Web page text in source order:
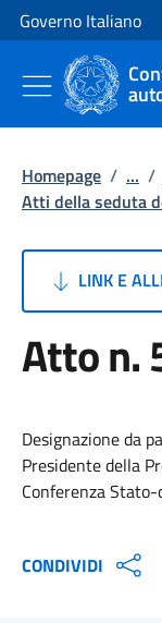
Vai al contenuto
Vai alla navigazione
Governo Italiano
Homepage / ... /
Atti della seduta
LINK E
Atto n.
Designazione da
Presidente della
Conferenza
CONDIVIDI